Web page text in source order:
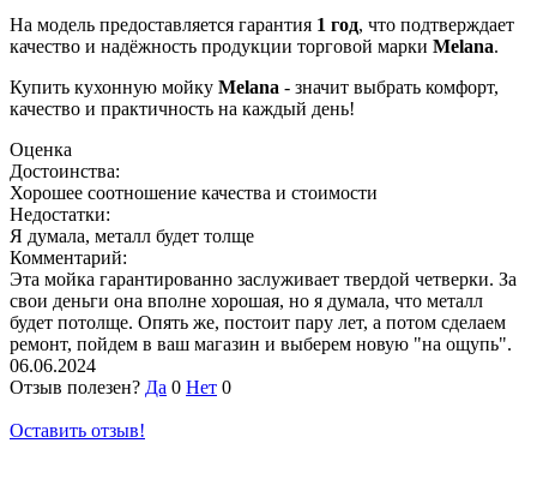
На модель предоставляется гарантия 1 год, что подтверждает
качество и надёжность продукции торговой марки Melana.
Купить кухонную мойку Melana - значит выбрать комфорт,
качество и практичность на каждый день!
Оценка
Достоинства:
Хорошее соотношение качества и стоимости
Недостатки:
Я думала, металл будет толще
Комментарий:
Эта мойка гарантированно заслуживает твердой четверки. За
свои деньги она вполне хорошая, но я думала, что металл
будет потолще. Опять же, постоит пару лет, а потом сделаем
ремонт, пойдем в ваш магазин и выберем новую "на ощупь".
06.06.2024
Отзыв полезен? Да 0 Нет 0
Оставить отзыв!